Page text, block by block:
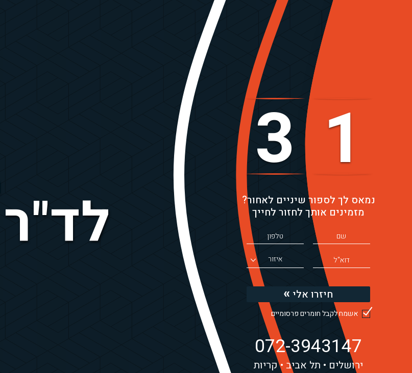
לד"ר
3 1
נמאס לך לספור שיניים לאחור?
מזמינים אותך לחזור לחייך
איזור
חיזרו אלי
אשמח לקבל חומרים פרסומיים
072-3943147
ירושלים תל אביב קריות